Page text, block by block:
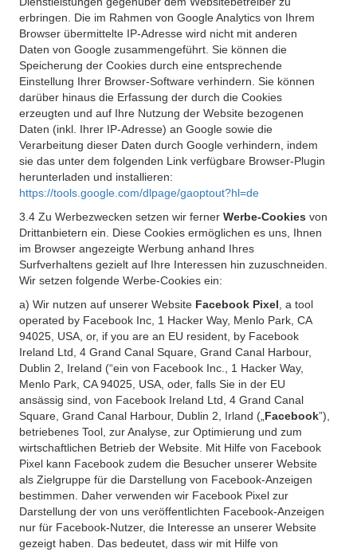
erbringen. Die im Rahmen von Google Analytics von Ihrem
Browser übermittelte IP-Adresse wird nicht mit anderen
Daten von Google zusammengeführt. Sie können die
Speicherung der Cookies durch eine entsprechende
Einstellung Ihrer Browser-Software verhindern. Sie können
darüber hinaus die Erfassung der durch die Cookies
erzeugten und auf Ihre Nutzung der Website bezogenen
Daten (inkl. Ihrer IP-Adresse) an Google sowie die
Verarbeitung dieser Daten durch Google verhindern, indem
sie das unter dem folgenden Link verfügbare Browser-Plugin
herunterladen und installieren:
https://tools.google.com/dlpage/gaoptout?hl=de
3.4 Zu Werbezwecken setzen wir ferner Werbe-Cookies von
Drittanbietern ein. Diese Cookies ermöglichen es uns, Ihnen
im Browser angezeigte Werbung anhand Ihres
Surfverhaltens gezielt auf Ihre Interessen hin zuzuschneiden.
Wir setzen folgende Werbe-Cookies ein:
a) Wir nutzen auf unserer Website Facebook Pixel , a tool
operated by Facebook Inc, 1 Hacker Way, Menlo Park, CA
94025, USA, or, if you are an EU resident, by Facebook
Ireland Ltd, 4 Grand Canal Square, Grand Canal Harbour,
Dublin 2, Ireland (“ein von Facebook Inc., 1 Hacker Way,
Menlo Park, CA 94025, USA, oder, falls Sie in der EU
ansässig sind, von Facebook Ireland Ltd, 4 Grand Canal
Square, Grand Canal Harbour, Dublin 2, Irland („ Facebook”),
betriebenes Tool, zur Analyse, zur Optimierung und zum
wirtschaftlichen Betrieb der Website. Mit Hilfe von Facebook
Pixel kann Facebook zudem die Besucher unserer Website
als Zielgruppe für die Darstellung von Facebook-Anzeigen
bestimmen. Daher verwenden wir Facebook Pixel zur
Darstellung der von uns veröffentlichten Facebook-Anzeigen
nur für Facebook-Nutzer, die Interesse an unserer Website
gezeigt haben. Das bedeutet, dass wir mit Hilfe von